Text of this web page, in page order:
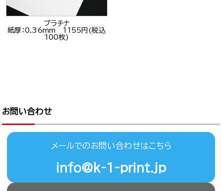
プラチナ
紙厚：0.36mm 1155円(税込
100枚)
お問い合わせ
メールでのお問い合わせはこちら
info@k-1-print.jp